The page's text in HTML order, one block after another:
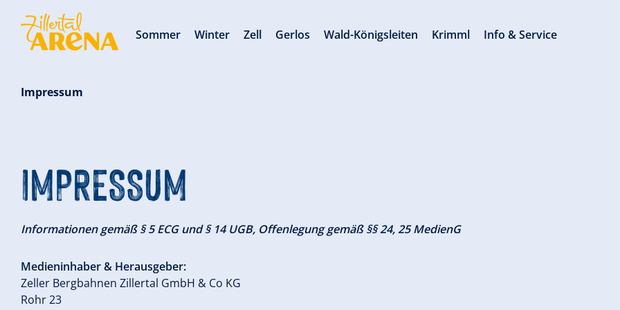
Impressum
IMPRESSUM
Informationen gemäß § 5 ECG und § 14 UGB, Offenlegung gemäß §§ 24, 25 MedienG
Medieninhaber & Herausgeber:
Zeller Bergbahnen Zillertal GmbH & Co KG
Rohr 23
Sommer Winter Zell Gerlos Wald-Königsleiten Krimml Info & Service